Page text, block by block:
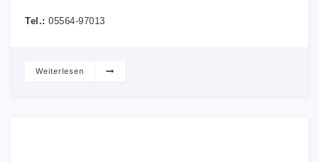
Tel.: 05564-97013
Weiterlesen